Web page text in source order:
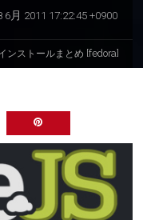
6月 2011 17:22:45 +0900
ンストールまとめ [fedora]